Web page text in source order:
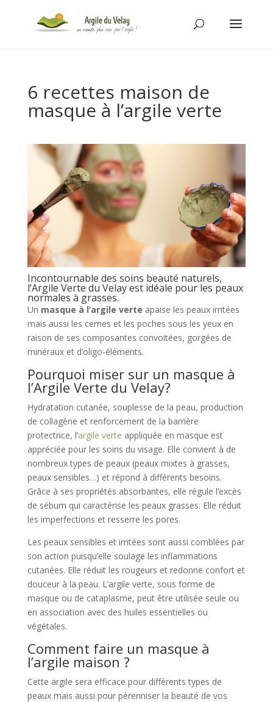
6 recettes maison de
masque à l’argile verte
Incontournable des soins beauté naturels,
l’Argile Verte du Velay est idéale pour les peaux
normales à grasses.
Un masque à l’argile verte apaise les peaux irritées
mais aussi les cernes et les poches sous les yeux en
raison de ses composantes convoitées, gorgées de
minéraux et d’oligo-éléments.
Pourquoi miser sur un masque à
l’Argile Verte du Velay?
Hydratation cutanée, souplesse de la peau, production
de collagène et renforcement de la barrière
protectrice, l’argile verte appliquée en masque est
appréciée pour les soins du visage. Elle convient à de
nombreux types de peaux (peaux mixtes à grasses,
peaux sensibles…) et répond à différents besoins.
Grâce à ses propriétés absorbantes, elle régule l’excès
de sébum qui caractérise les peaux grasses. Elle réduit
les imperfections et resserre les pores.
Les peaux sensibles et irritées sont aussi comblées par
son action puisqu’elle soulage les inflammations
cutanées. Elle réduit les rougeurs et redonne confort et
douceur à la peau. L’argile verte, sous forme de
masque ou de cataplasme, peut être utilisée seule ou
en association avec des huiles essentielles ou
végétales.
Comment faire un masque à
l’argile maison ?
Cette argile sera efficace pour différents types de
peaux mais aussi pour pérenniser la beauté de vos